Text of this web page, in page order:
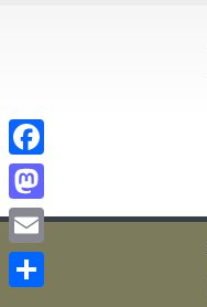
Facebook
Mastodon
Email